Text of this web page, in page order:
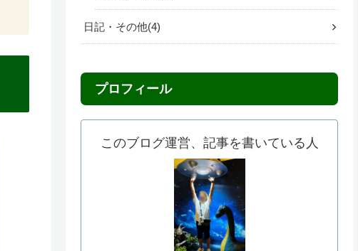
日記・その他 4
プロフィール
このブログ運営、記事を書いている人